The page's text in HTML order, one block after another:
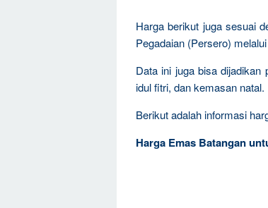
Harga berikut juga sesuai
Pegadaian (Persero)
Data ini juga bisa
idul fitri, dan kemasan natal.
Berikut adalah informasi
Harga Emas Batangan